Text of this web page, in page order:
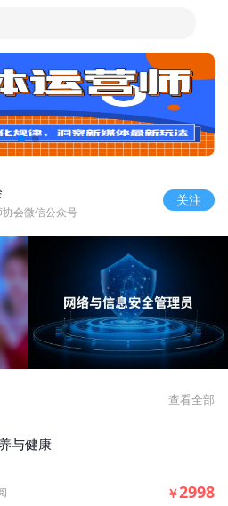
会微信公众号
关注
查看全部
与健康
￥2998